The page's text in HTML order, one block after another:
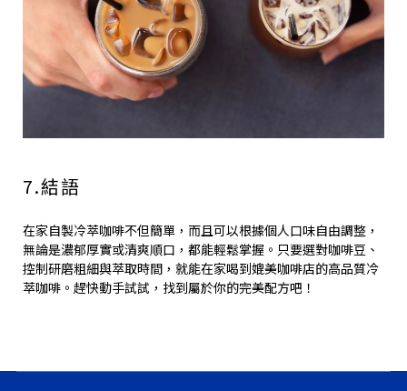
7.結語
在家自製冷萃咖啡不但簡單，而且可以根據個人口味自由調整，
無論是濃郁厚實或清爽順口，都能輕鬆掌握。只要選對咖啡豆、
控制研磨粗細與萃取時間，就能在家喝到媲美咖啡店的高品質冷
萃咖啡。趕快動手試試，找到屬於你的完美配方吧！